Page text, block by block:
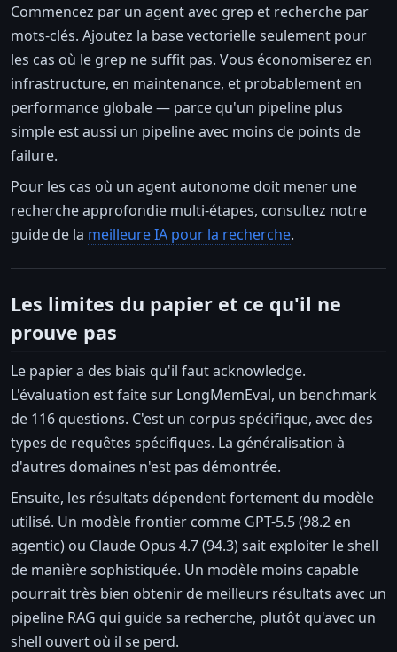
Commencez par un agent avec grep et recherche par
mots-clés. Ajoutez la base vectorielle seulement pour
les cas où le grep ne suffit pas. Vous économiserez en
infrastructure, en maintenance, et probablement en
performance globale — parce qu'un pipeline plus
simple est aussi un pipeline avec moins de points de
failure.
Pour les cas où un agent autonome doit mener une
recherche approfondie multi-étapes, consultez notre
guide de la meilleure IA pour la recherche.
Les limites du papier et ce qu'il ne
prouve pas
Le papier a des biais qu'il faut acknowledge.
L'évaluation est faite sur LongMemEval, un benchmark
de 116 questions. C'est un corpus spécifique, avec des
types de requêtes spécifiques. La généralisation à
d'autres domaines n'est pas démontrée.
Ensuite, les résultats dépendent fortement du modèle
utilisé. Un modèle frontier comme GPT-5.5 (98.2 en
agentic) ou Claude Opus 4.7 (94.3) sait exploiter le shell
de manière sophistiquée. Un modèle moins capable
pourrait très bien obtenir de meilleurs résultats avec un
pipeline RAG qui guide sa recherche, plutôt qu'avec un
shell ouvert où il se perd.